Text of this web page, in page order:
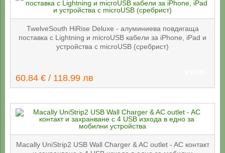
TwelveSouth HiRise Deluxe - алуминиева повдигаща
поставка с Lightning и microUSB кабели за iPhone, iPad и
устройства с microUSB (сребрист)
60.84 € / 118.99 лв
Macally UniStrip2 USB Wall Charger & AC outlet - AC контакт